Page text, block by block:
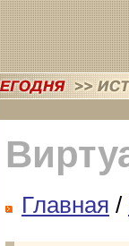
Главная /